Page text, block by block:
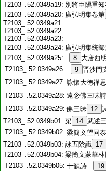
T2103_.52.0349a19: 別將臣隰重
T2103_.52.0349a20: 廣弘明集卷第
T2103_.52.0349a21:
T2103_.52.0349a22:
T2103_.52.0349a23:
T2103_.52.0349a24: 廣弘明集統
T2103_.52.0349a25:
8 大唐西
T2103_.52.0349a26:
9 晋沙門
T2103_.52.0349a27: 詠懷大徳禪
T2103_.52.0349a28: 遠念佛三昧
T2103_.52.0349a29: 佛三昧 12
T2103_.52.0349b01: 梁 14 武述
T2103_.52.0349b02: 梁簡文望同泰
T2103_.52.0349b03: 詠五陰識 17
T2103_.52.0349b04: 梁簡文蒙華
T2103_.52.0349b05: 十韻詩 19